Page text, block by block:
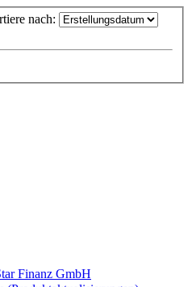
nach:
Finanz GmbH